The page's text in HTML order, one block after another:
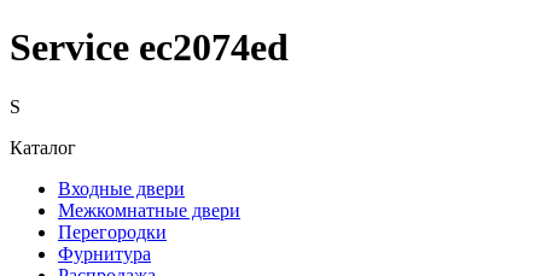
Service ec2074ed
S
Каталог
Входные двери
Межкомнатные двери
Перегородки
Фурнитура